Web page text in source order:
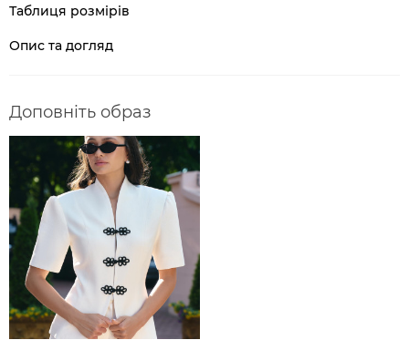
Таблиця розмірів
Опис та догляд
Доповніть образ